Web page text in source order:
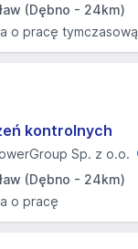
(Dębno - 24km)
o pracę tymczasową
kontrolnych
Sp. z o.o.
(Dębno - 24km)
o pracę